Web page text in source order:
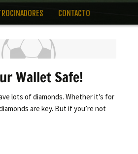
CONTACTO
Wallet Safe!
lots of diamonds. Whether it’s for
are key. But if you’re not